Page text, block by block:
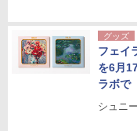
グッズ
フェイ
を6月
ラボで
シュニ